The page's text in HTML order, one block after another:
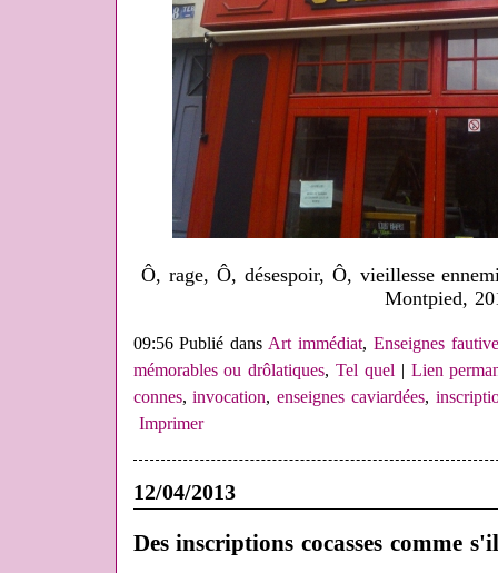
Ô, rage, Ô, désespoir, Ô, vieillesse
Montpied,
09:56 Publié dansArt immédiat, Enseignes
mémorables ou drôlatiques,Tel quel| Lien
connes,invocation,enseignes caviardées,
Imprimer
12/04/2013
Des inscriptions cocasses comme